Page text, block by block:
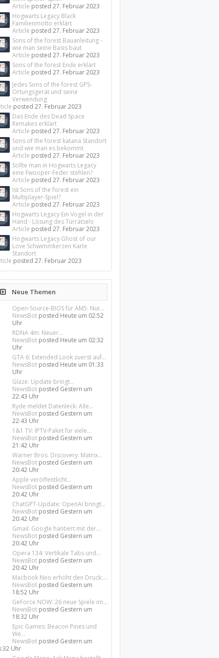
Article posted27. Februar 2023
Hogwarts Legacy Black
Familienmotto erklärt
Article posted27. Februar 2023
Sons of the forest Bauanleitung -
wie man seine Basis baut
Article posted27. Februar 2023
Sons of the forest Ende erklärt
Article posted27. Februar 2023
Jedes Sons of the forest GPS-
Ortungsgerät und seine
Verwendung
posted27. Februar 2023
Das Ende des Dead Space
Remakes erklärt
Article posted27. Februar 2023
Sons of the forest katana Standort
und wie man es bekommt
Article posted27. Februar 2023
Sollte man in Hogwarts Legacy
eine Fwooper-Feder stehlen?
Article posted27. Februar 2023
Ist Sons of the forest ein
Multiplayer-Spiel?
Article posted27. Februar 2023
Hogwarts Legacy Ein Vogel in der
Hand - Lösung des Türrätsels
Article posted27. Februar 2023
Hogwarts Legacy Ghost of our
Love Schwimmkerzen Karte
Standort
posted27. Februar 2023
Neue Themen
Open-Source-BIOS für AM5: Nur...
NewsBot posted Heute um 02:52
Uhr
RDNA 4m: Neuer...
NewsBot posted Heute um 02:32
Uhr
GTA 6: Extended Look zuerst auf...
NewsBot posted Heute um 01:33
Uhr
Glaze: Update bringt...
NewsBot posted Gestern um
22:43 Uhr
Ryde meldet Datenleck: Alle...
NewsBot posted Gestern um
22:43 Uhr
1&1 TV: IPTV-Paket für viele...
NewsBot posted Gestern um
21:42 Uhr
Warner Bros. Discovery: Matrix...
NewsBot posted Gestern um
20:42 Uhr
Apple veröffentlicht...
NewsBot posted Gestern um
20:42 Uhr
ChatGPT-Update: OpenAI bringt...
NewsBot posted Gestern um
20:42 Uhr
Gmail: Google hantiert mit der...
NewsBot posted Gestern um
20:42 Uhr
Opera 134: Vertikale Tabs und...
NewsBot posted Gestern um
20:42 Uhr
Macbook Neo erhöht den Druck:...
NewsBot posted Gestern um
18:52 Uhr
GeForce NOW: 26 neue Spiele im...
NewsBot posted Gestern um
18:32 Uhr
Epic Games: Beacon Pines und
We...
NewsBot posted Gestern um
Uhr